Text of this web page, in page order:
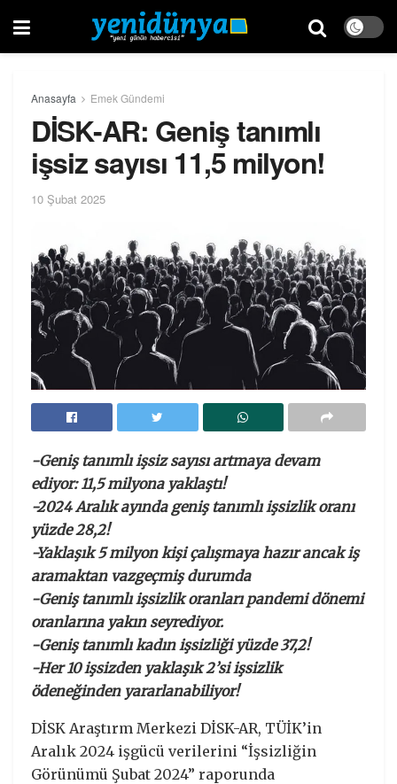
Anasayfa Emek Gündemi
DİSK-AR: Geniş tanımlı
işsiz sayısı 11,5 milyon!
10 Şubat 2025
-Geniş tanımlı işsiz sayısı artmaya devam
ediyor: 11,5 milyona yaklaştı!
-2024 Aralık ayında geniş tanımlı işsizlik oranı
yüzde 28,2!
-Yaklaşık 5 milyon kişi çalışmaya hazır ancak iş
aramaktan vazgeçmiş durumda
-Geniş tanımlı işsizlik oranları pandemi dönemi
oranlarına yakın seyrediyor.
-Geniş tanımlı kadın işsizliği yüzde 37,2!
-Her 10 işsizden yaklaşık 2’si işsizlik
ödeneğinden yararlanabiliyor!
DİSK Araştırm Merkezi DİSK-AR, TÜİK’in
Aralık 2024 işgücü verilerini “İşsizliğin
Görünümü Şubat 2024” raporunda